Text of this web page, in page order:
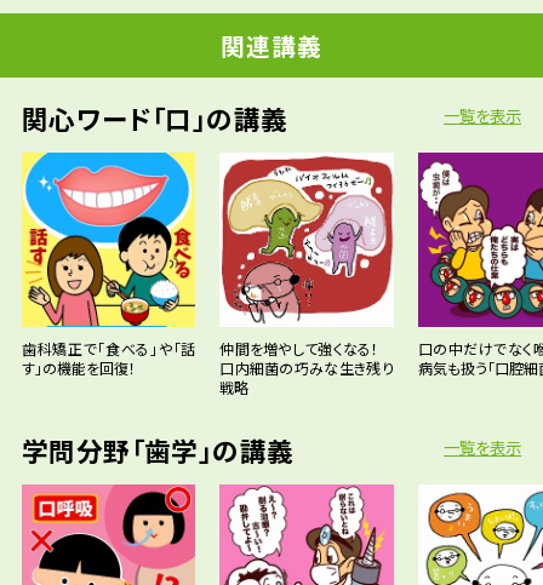
関連講義
関心ワード「口」の講義
歯科矯正で「食べる」や「話
す」の機能を回復！
仲間を増やして強くなる！
口内細菌の巧みな生き残り
戦略
口の中だけでなく
病気も扱う「口腔細
一覧を表示
学問分野「歯学」の講義 一覧を表示